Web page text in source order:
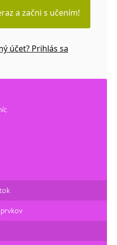
a začni s učením!
účet? Prihlás sa